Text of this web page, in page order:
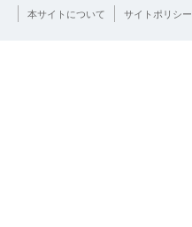
本サイトについて サイトポリシー